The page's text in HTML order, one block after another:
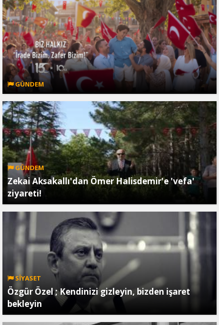
GÜNDEM
GÜNDEM
Zekai Aksakallı'dan Ömer Halisdemir'e 'vefa'
ziyareti!
SİYASET
Özgür Özel ; Kendinizi gizleyin, bizden işaret
bekleyin